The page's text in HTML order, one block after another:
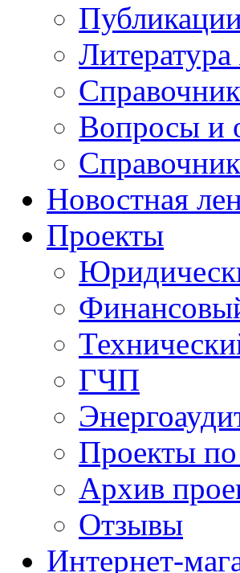
Вопросы и
Новостная
Проекты
ГЧП
Проекты
Архив
Отзывы
Интернет-